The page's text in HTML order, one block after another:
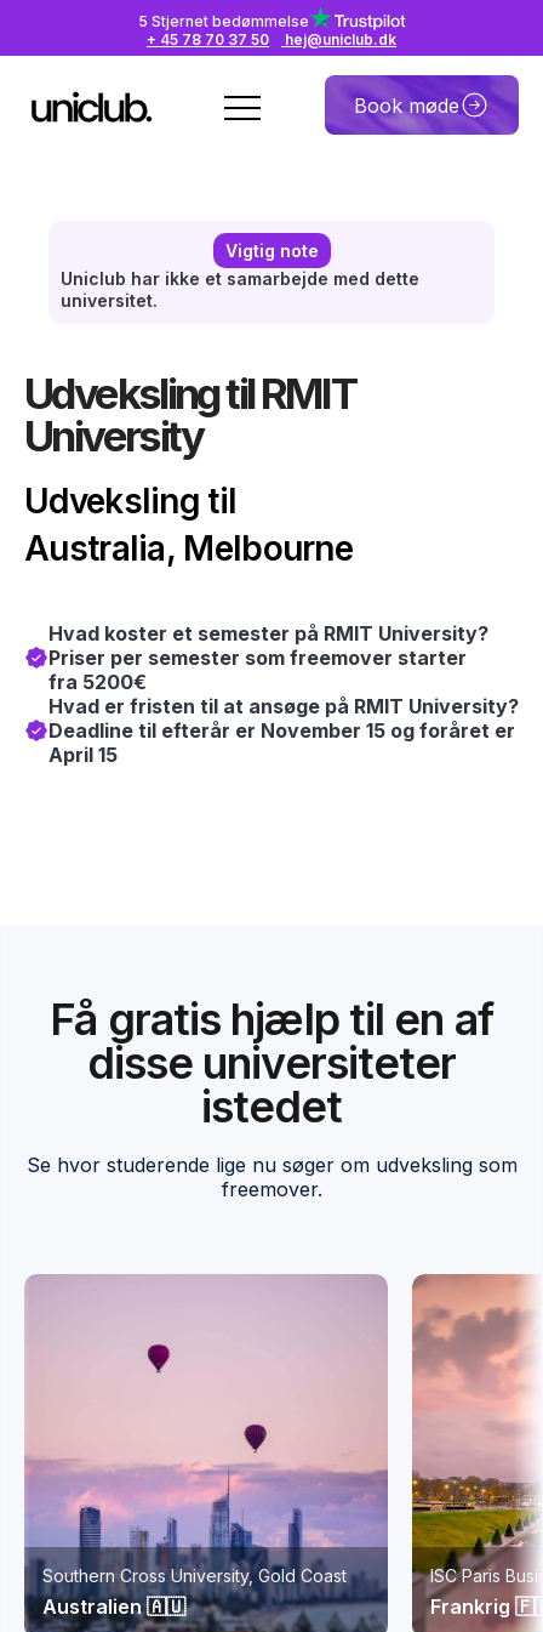
5 Stjernet bedømmelse
+ 45 78 70 37 50
hej@uniclub.dk
Book møde
Vigtig note
Uniclub har ikke et samarbejde med dette
universitet.
Udveksling til RMIT
University
Udveksling til
Australia, Melbourne
Hvad koster et semester på RMIT University?
Priser per semester som freemover starter
fra 5200€
Hvad er fristen til at ansøge på RMIT University?
Deadline til efterår er November 15 og foråret er
April 15
Få gratis hjælp til en af
disse universiteter
istedet
Se hvor studerende lige nu søger om udveksling som
freemover.
Southern Cross University, Gold Coast
Australien 🇦🇺
ISC Paris
Frankrig